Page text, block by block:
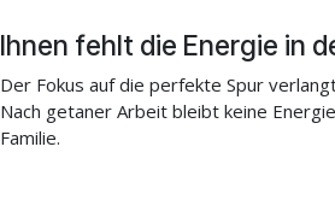
Ihnen fehlt die Energie in
Der Fokus auf die perfekte Spur
Nach getaner Arbeit bleibt keine
Familie.